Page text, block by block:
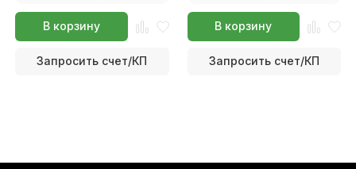
В корзину
Запросить счет/КП
В корзину
Запросить счет/КП